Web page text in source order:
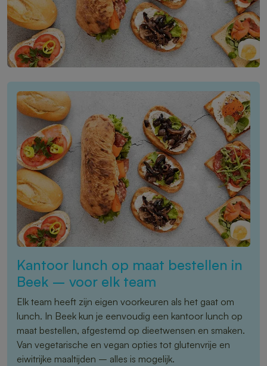
Kantoor lunch op maat bestellen in
Beek – voor elk team
Elk team heeft zijn eigen voorkeuren als het gaat om
lunch. In Beek kun je eenvoudig een kantoor lunch op
maat bestellen, afgestemd op dieetwensen en smaken.
Van vegetarische en vegan opties tot glutenvrije en
eiwitrijke maaltijden – alles is mogelijk.